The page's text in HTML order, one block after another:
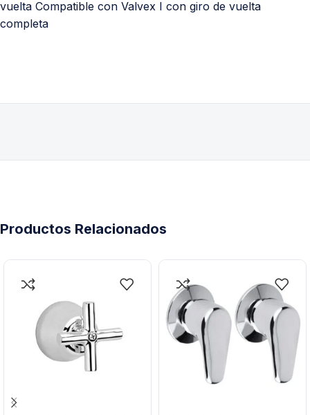
vuelta Compatible con Valvex I con giro de vuelta
completa
Productos Relacionados